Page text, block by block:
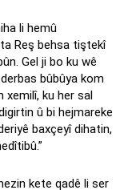
li hemû
Reş behsa tiştekî
Gel ji bo ku wê
bûbûya kom
xemilî, ku her sal
û bi hejmareke
baxçeyî dihatin,
kete qadê li ser